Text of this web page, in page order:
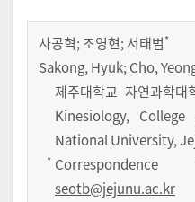
사공혁;조영현;서태범*
Sakong, Hyuk; Cho,
제주대학교 자연과학
Kinesiology,
National University,
*
seotb@jejunu.ac.kr